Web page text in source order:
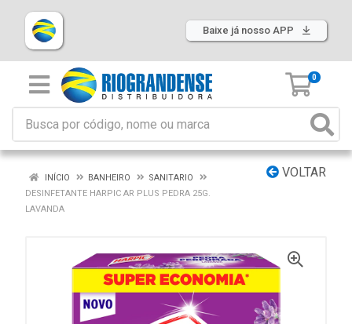
Baixe já nosso APP
0
VOLTAR
INÍCIO BANHEIRO
SANITARIO
DESINFETANTE HARPIC AR PLUS PEDRA 25G.
LAVANDA